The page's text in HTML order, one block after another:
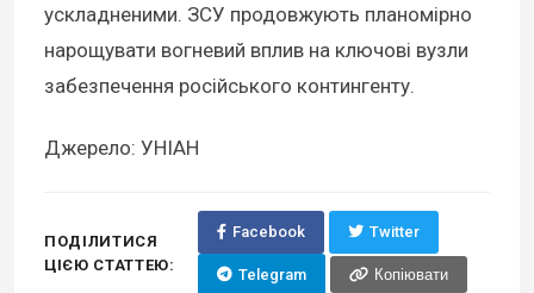
ускладненими. ЗСУ продовжують планомірно
нарощувати вогневий вплив на ключові вузли
забезпечення російського контингенту.
Джерело: УНІАН
ПОДІЛИТИСЯ
ЦІЄЮ СТАТТЕЮ:
Facebook Twitter
Telegram Копіювати